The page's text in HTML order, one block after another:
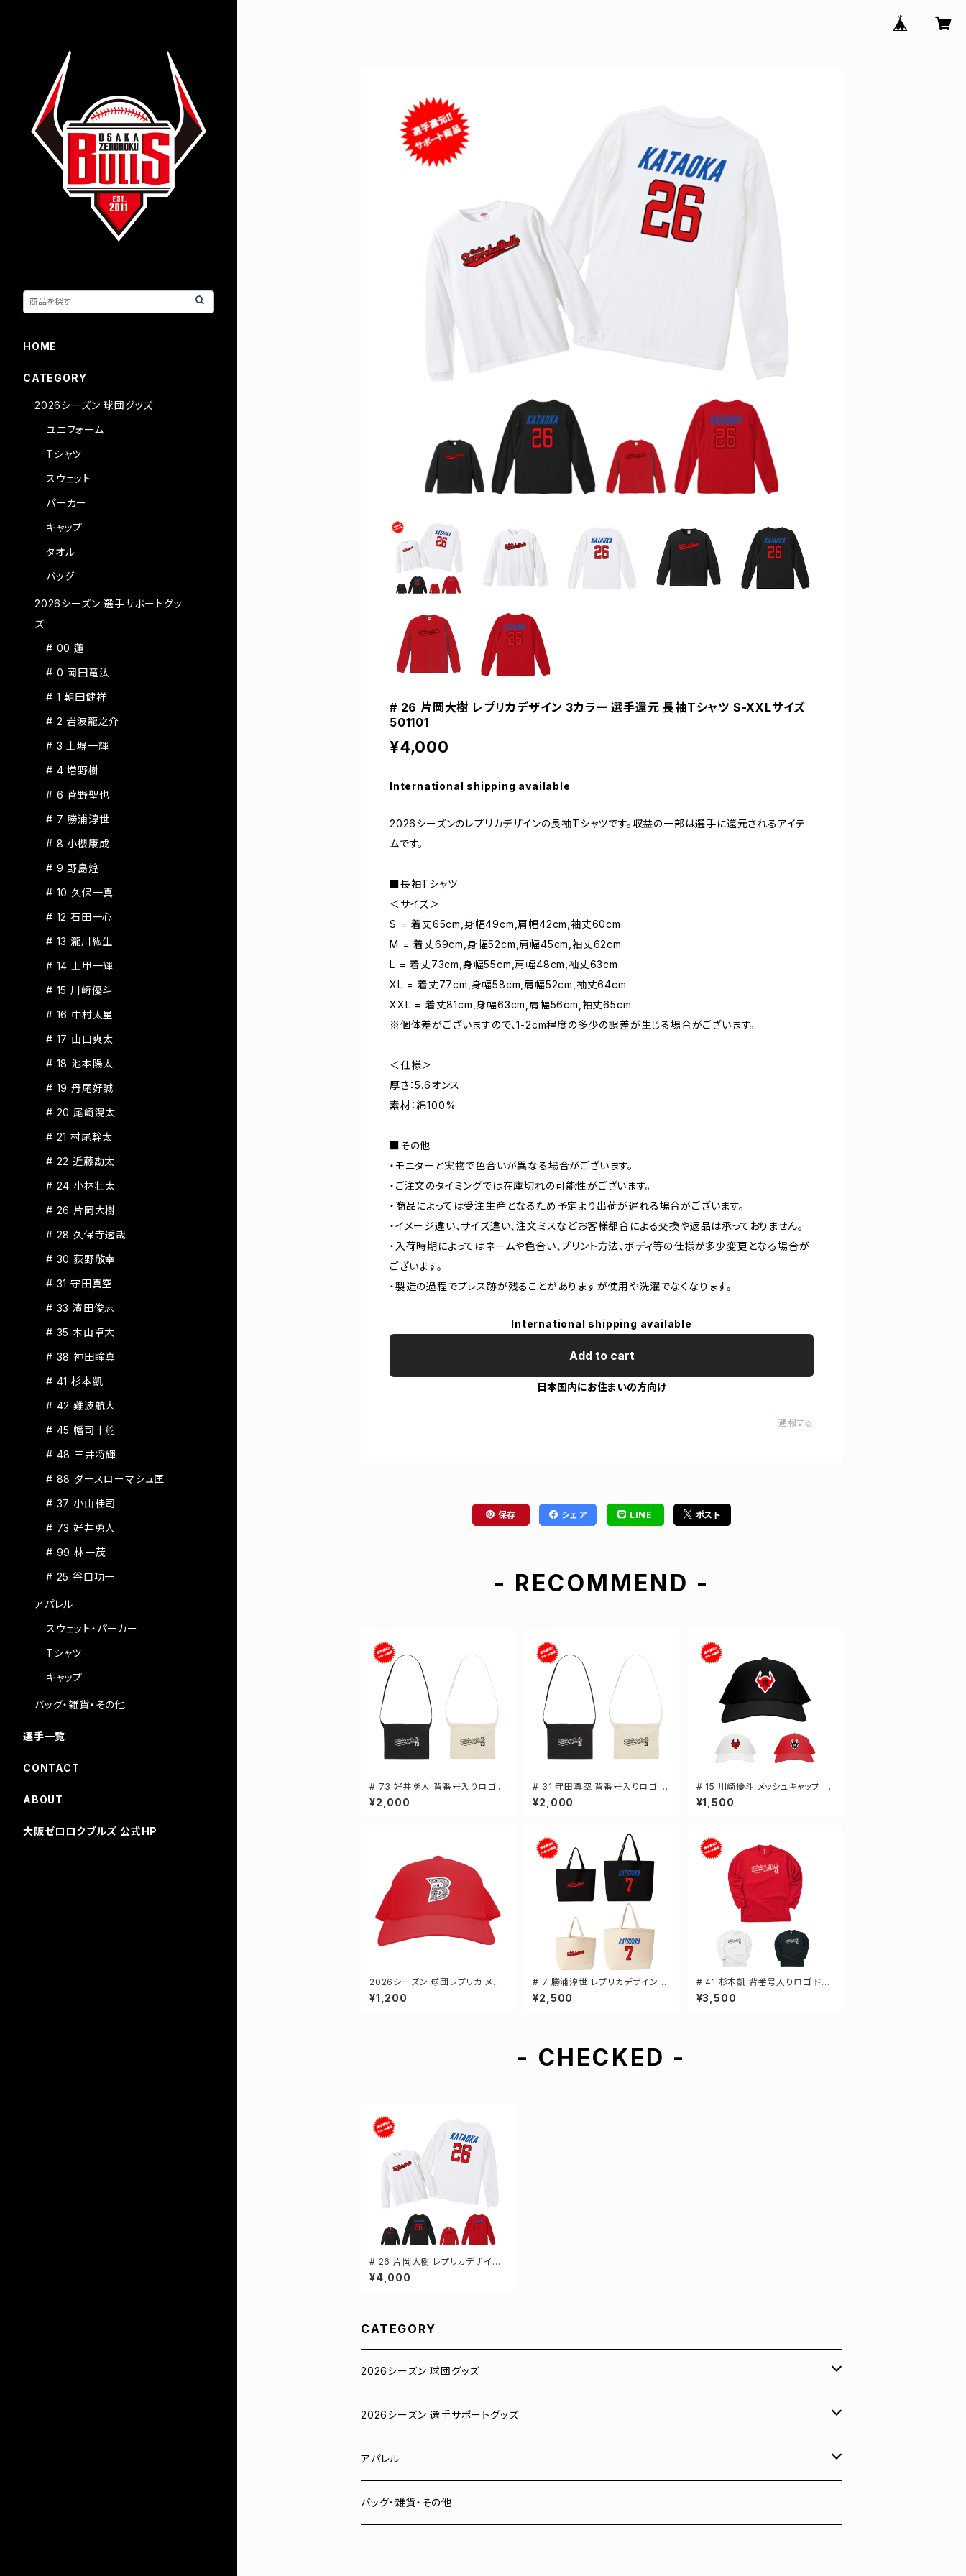
# 26 片岡大樹 レプリカデザイン 3カラー 選手還元 長袖Tシャツ S-XXLサイズ
501101
¥4,000
International shipping available
2026シーズンのレプリカデザインの長袖Tシャツです。収益の一部は選手に還元されるアイテ
ムです。
■長袖Tシャツ
＜サイズ＞
S = 着丈65cm,身幅49cm,肩幅42cm,袖丈60cm
M = 着丈69cm,身幅52cm,肩幅45cm,袖丈62cm
L = 着丈73cm,身幅55cm,肩幅48cm,袖丈63cm
XL = 着丈77cm,身幅58cm,肩幅52cm,袖丈64cm
XXL = 着丈81cm,身幅63cm,肩幅56cm,袖丈65cm
※個体差がございますので、1-2cm程度の多少の誤差が生じる場合がございます。
＜仕様＞
厚さ：5.6オンス
素材：綿100%
■その他
・モニターと実物で色合いが異なる場合がございます。
・ご注文のタイミングでは在庫切れの可能性がございます。
・商品によっては受注生産となるため予定より出荷が遅れる場合がございます。
・イメージ違い、サイズ違い、注文ミスなどお客様都合による交換や返品は承っておりません。
・入荷時期によってはネームや色合い、プリント方法、ボディ等の仕様が多少変更となる場合が
ございます。
・製造の過程でプレス跡が残ることがありますが使用や洗濯でなくなります。
International shipping available
Add to cart
日本国内にお住まいの方向け
通報する
保存 シェア LINE ポスト
- RECOMMEND -
# 73 好井勇人 背番号入りロゴ キ
ャンバスサコッシュ 選手還元 2カ
ラー 001461
¥2,000
# 31 守田真空 背番号入りロゴ キ
ャンバスサコッシュ 選手還元 2カ
ラー 001461
¥2,000
# 15 川崎優斗 メッシュキャップ 選
手還元 3カラー 000700
¥1,500
2026シーズン 球団レプリカ メッ
シュキャップ レッド フリーサイズ 3
-000700
¥1,200
# 7 勝浦淳世 レプリカデザイン 選
手還元 キャンバストートバッグ 2カ
ラー MLサイズ 000778
¥2,500
# 41 杉本凱 背番号入りロゴ ドラ
イTシャツ 長袖 選手還元 3カラー
S-5Lサイズ 000304
¥3,500
- CHECKED -
# 26 片岡大樹 レプリカデザイン
3カラー 選手還元 長袖Tシャツ S
-XXLサイズ 501101
¥4,000
CATEGORY
2026シーズン 球団グッズ
ユニフォーム
Tシャツ
スウェット
2026シーズン 選手サポートグッズ
# 00 蓮
# 0 岡田竜汰
アパレル
スウェット・パーカー
バッグ・雑貨・その他
HOME
CATEGORY
2026シーズン 球団グッズ
ユニフォーム
Tシャツ
スウェット
パーカー
キャップ
タオル
バッグ
2026シーズン 選手サポートグッ
ズ
# 00 蓮
# 0 岡田竜汰
# 1 朝田健祥
# 2 岩波龍之介
# 3 土塀一輝
# 4 増野樹
# 6 菅野聖也
# 7 勝浦淳世
# 8 小櫻康成
# 9 野島煌
# 10 久保一真
# 12 石田一心
# 13 瀧川紘生
# 14 上甲一輝
# 15 川崎優斗
# 16 中村太星
# 17 山口爽太
# 18 池本陽太
# 19 丹尾好誠
# 20 尾崎滉太
# 21 村尾幹太
# 22 近藤勘太
# 24 小林壮太
# 26 片岡大樹
# 28 久保寺透哉
# 30 荻野敬幸
# 31 守田真空
# 33 濱田俊志
# 35 木山卓大
# 38 神田瞳真
# 41 杉本凱
# 42 難波航大
# 45 幡司十舵
# 48 三井将輝
# 88 ダースローマシュ匡
# 37 小山桂司
# 73 好井勇人
# 99 林一茂
# 25 谷口功一
アパレル
スウェット・パーカー
Tシャツ
キャップ
バッグ・雑貨・その他
選手一覧
CONTACT
ABOUT
大阪ゼロロクブルズ 公式HP